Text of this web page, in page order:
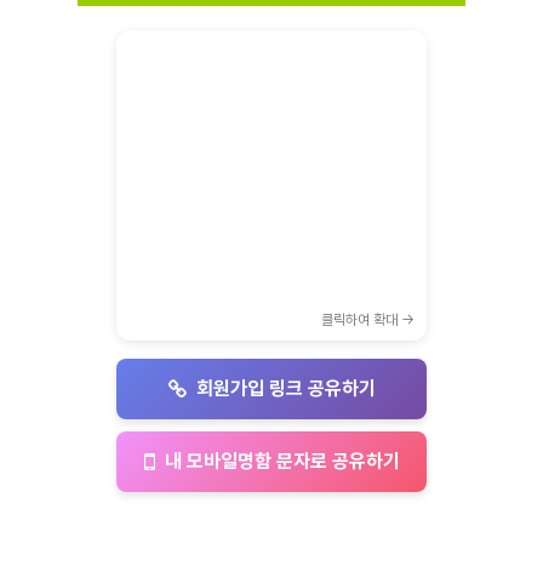
클릭하여 확대 →
회원가입 링크 공유하기
내 모바일명함 문자로 공유하기